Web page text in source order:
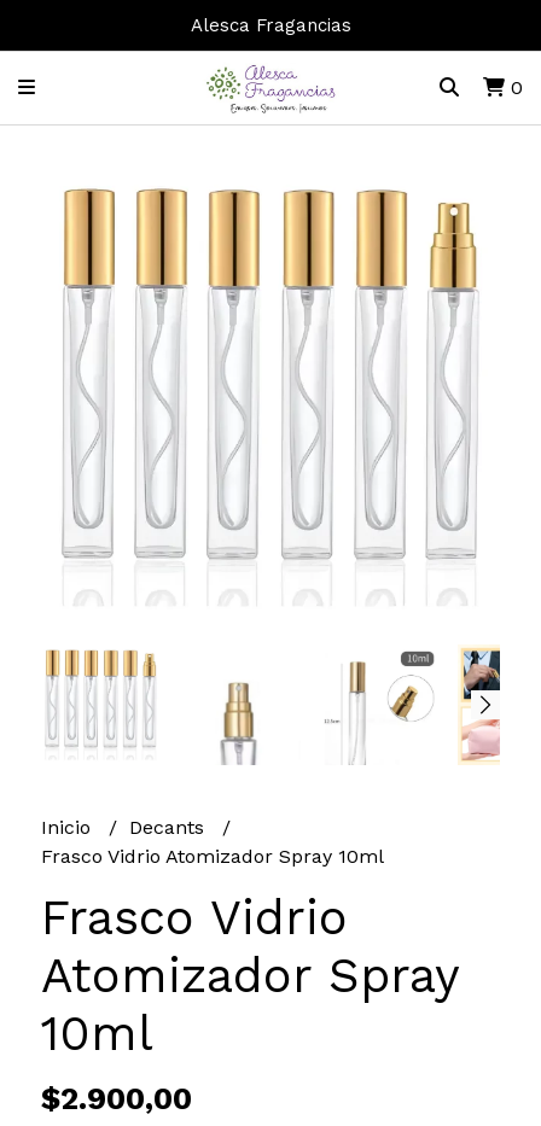
Alesca Fragancias
0
Inicio
Decants
Frasco Vidrio Atomizador Spray 10ml
Frasco Vidrio
Atomizador Spray
10ml
$2.900,00